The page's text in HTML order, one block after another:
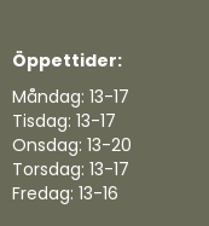
Öppettider:
Måndag: 13-17
Tisdag: 13-17
Onsdag: 13-20
Torsdag: 13-17
Fredag: 13-16